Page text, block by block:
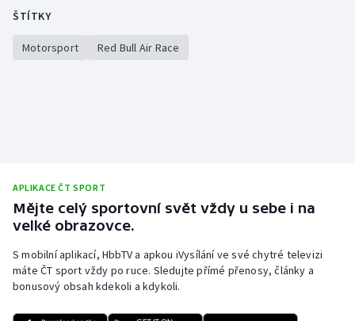
ŠTÍTKY
Motorsport Red Bull Air Race
APLIKACE ČT SPORT
Mějte celý sportovní svět vždy u sebe i na
velké obrazovce.
S mobilní aplikací, HbbTV a apkou iVysílání ve své chytré televizi
máte ČT sport vždy po ruce. Sledujte přímé přenosy, články a
bonusový obsah kdekoli a kdykoli.